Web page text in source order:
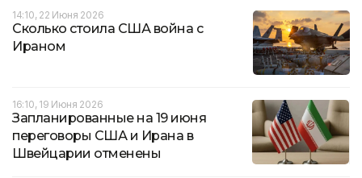
14:10, 22 Июня 2026
Сколько стоила США война с
Ираном
16:10, 19 Июня 2026
Запланированные на 19 июня
переговоры США и Ирана в
Швейцарии отменены